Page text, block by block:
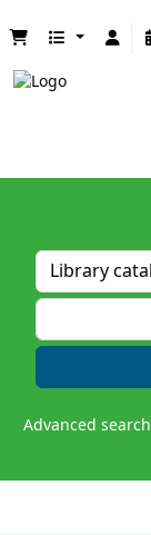
Advanced search